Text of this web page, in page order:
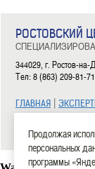
РОСТОВСКИЙ
344029, г. Ростов-
Тел: 8 (863) 209-81-
ГЛАВНАЯ |
2006—2026 СЧУ
Продолжая
персональных
программы